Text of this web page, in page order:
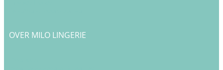
OVER MILO LINGERIE